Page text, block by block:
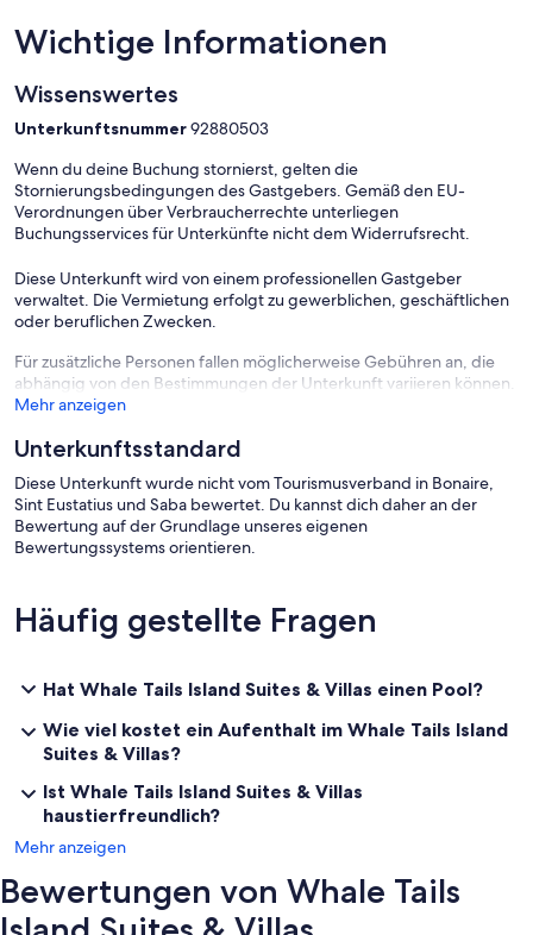
Die unten aufgeführten Freizeitaktivitäten werden entweder vor
Ort oder in der Nähe angeboten. Es können dabei Gebühren
anfallen.
Wichtige Informationen
Wissenswertes
Unterkunftsnummer92880503
Wenn du deine Buchung stornierst, gelten die
Stornierungsbedingungen des Gastgebers. Gemäß den EU-
Verordnungen über Verbraucherrechte unterliegen
Buchungsservices für Unterkünfte nicht dem Widerrufsrecht.
Diese Unterkunft wird von einem professionellen Gastgeber
verwaltet. Die Vermietung erfolgt zu gewerblichen, geschäftlichen
oder beruflichen Zwecken.
Für zusätzliche Personen fallen möglicherweise Gebühren an, die
abhängig von den Bestimmungen der Unterkunft variieren können.
Mehr anzeigen
Unterkunftsstandard
Diese Unterkunft wurde nicht vom Tourismusverband in Bonaire,
Sint Eustatius und Saba bewertet. Du kannst dich daher an der
Bewertung auf der Grundlage unseres eigenen
Bewertungssystems orientieren.
Häufig gestellte Fragen
Hat Whale Tails Island Suites & Villas einen Pool?
Wie viel kostet ein Aufenthalt im Whale Tails Island
Suites & Villas?
Ist Whale Tails Island Suites & Villas
haustierfreundlich?
Mehr anzeigen
Bewertungen von Whale Tails